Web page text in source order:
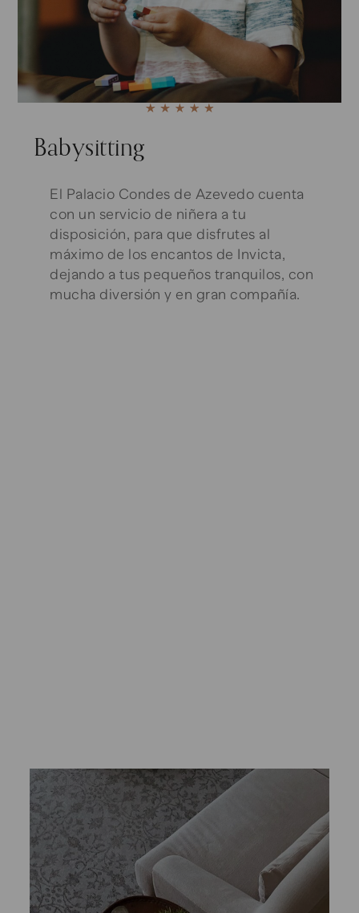
Babysitting
El Palacio Condes de Azevedo cuenta
con un servicio de niñera a tu
disposición, para que disfrutes al
máximo de los encantos de Invicta,
dejando a tus pequeños tranquilos, con
mucha diversión y en gran compañía.